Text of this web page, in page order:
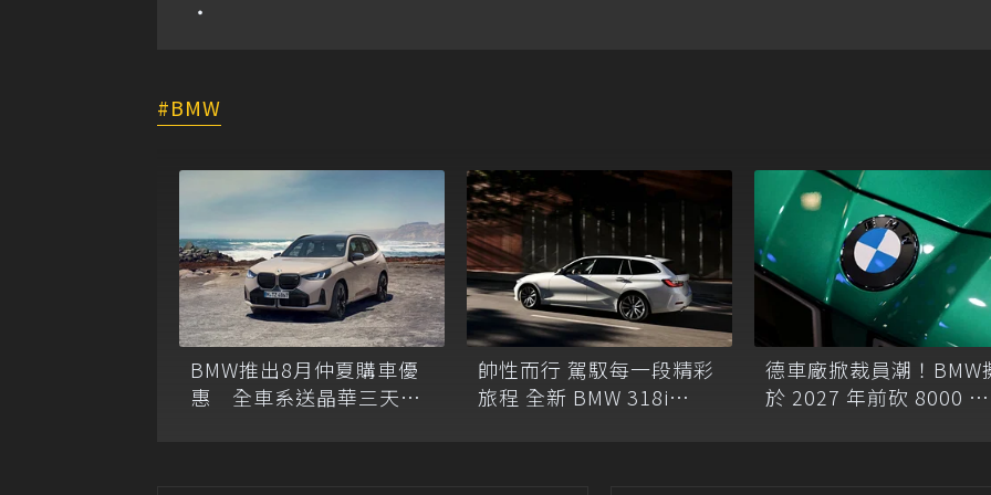
BMW
BMW推出8月仲夏購車優
惠 全車系送晶華三天兩
帥性而行 駕馭每一段精彩
旅程 全新 BMW 318i
德車廠掀裁員潮！BMW
於 2027 年前砍 8000 職